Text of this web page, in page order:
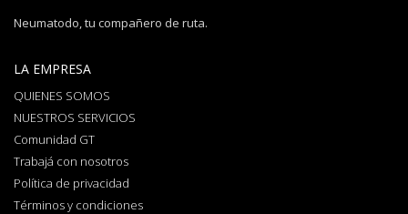
Neumatodo, tu compañero de ruta.
LA EMPRESA
QUIENES SOMOS
NUESTROS SERVICIOS
Comunidad GT
Trabajá con nosotros
Política de privacidad
Términos y condiciones